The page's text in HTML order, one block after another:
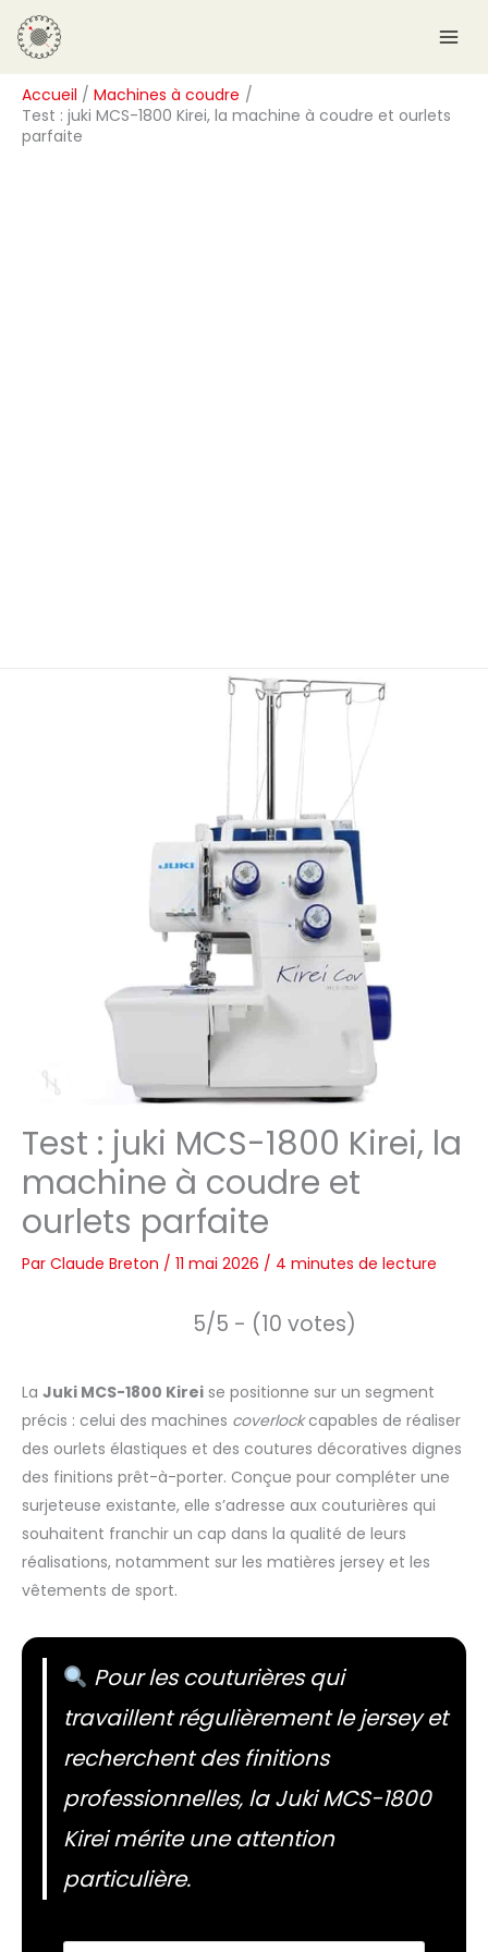
Aller
au
contenu
Accueil
Machines à coudre
Test : juki MCS-1800 Kirei, la machine à coudre et ourlets
parfaite
Test : juki MCS-1800 Kirei, la
machine à coudre et
ourlets parfaite
Par Claude Breton / 11 mai 2026 / 4 minutes de lecture
5/5 - (10 votes)
La Juki MCS-1800 Kirei se positionne sur un segment
précis : celui des machines coverlockcapables de réaliser
des ourlets élastiques et des coutures décoratives dignes
des finitions prêt-à-porter. Conçue pour compléter une
surjeteuse existante, elle s’adresse aux couturières qui
souhaitent franchir un cap dans la qualité de leurs
réalisations, notamment sur les matières jersey et les
vêtements de sport.
Pour les couturières qui
travaillent régulièrement le jersey et
recherchent des finitions
professionnelles, la Juki MCS-1800
Kirei mérite une attention
particulière.
R
e
c
h
e